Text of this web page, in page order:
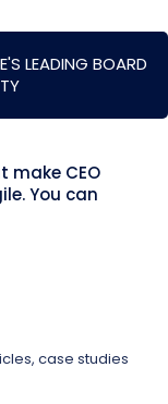
LEADING BOARD
CEO
You can
case studies